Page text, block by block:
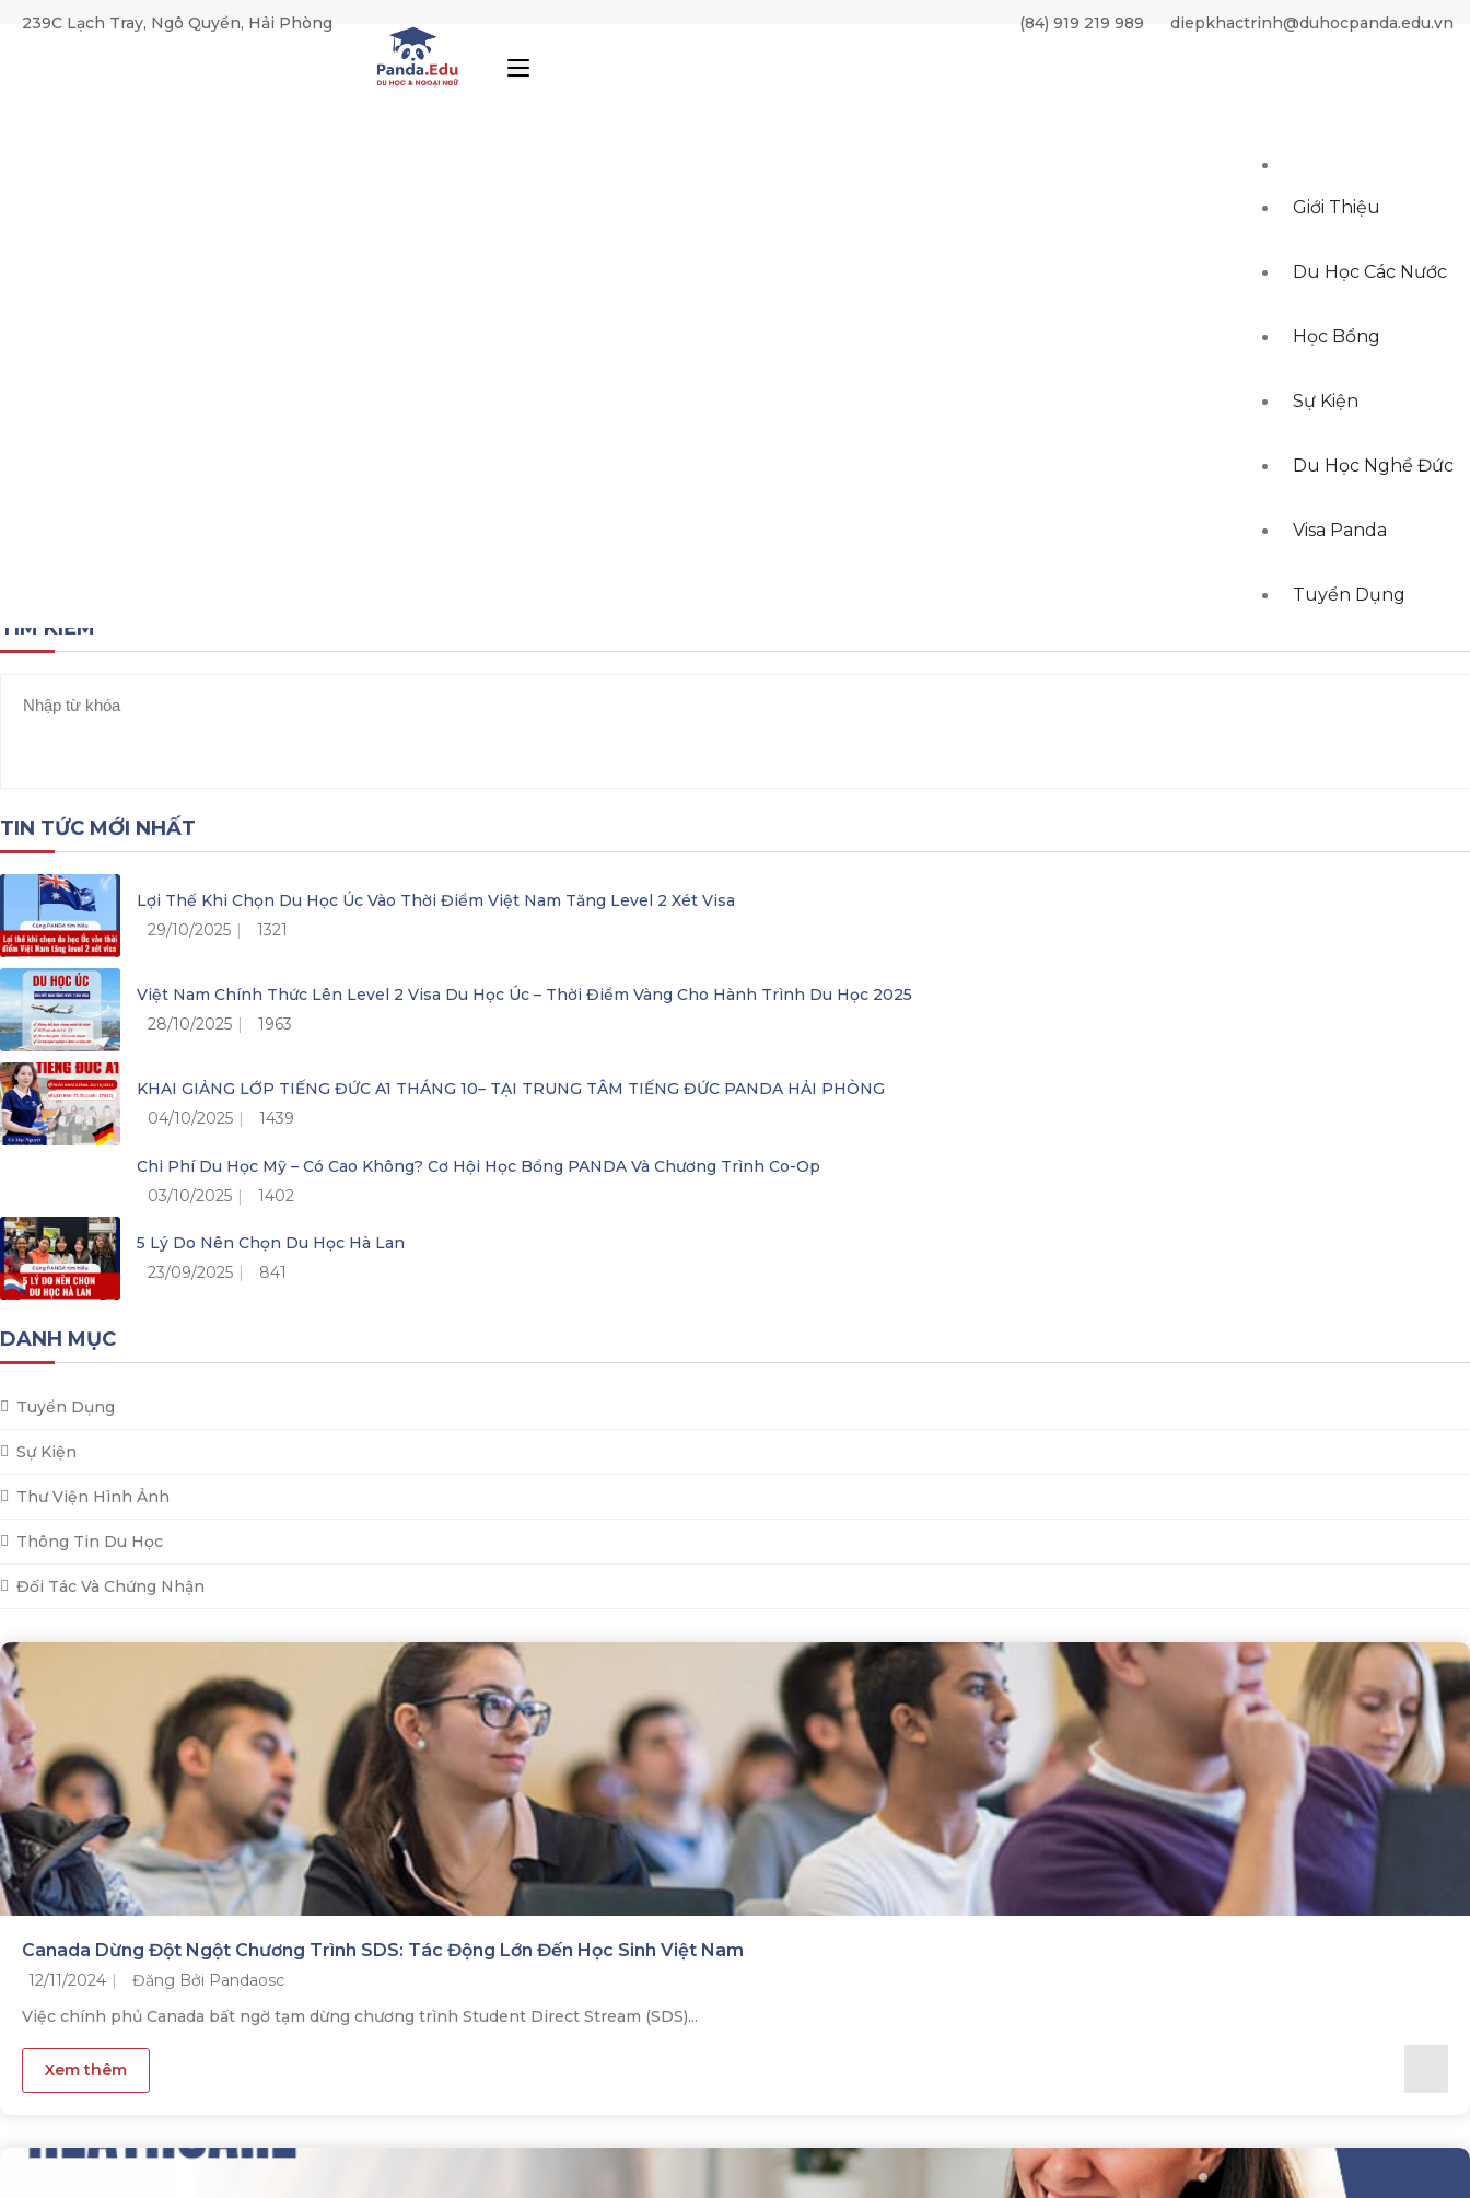
239C Lạch Tray, Ngô Quyền, Hải Phòng (84) 919 219 989 diepkhactrinh@duhocpanda.edu.vn
Giới Thiệu
Du Học Các Nước
Học Bổng
Sự Kiện
Du Học Nghề Đức
Visa Panda
Tuyển Dụng
TÌM KIẾM
TIN TỨC MỚI NHẤT
Lợi Thế Khi Chọn Du Học Úc Vào Thời Điểm Việt Nam Tăng Level 2 Xét Visa
29/10/2025
1321
Việt Nam Chính Thức Lên Level 2 Visa Du Học Úc – Thời Điểm Vàng Cho Hành Trình Du Học 2025
28/10/2025
1963
KHAI GIẢNG LỚP TIẾNG ĐỨC A1 THÁNG 10– TẠI TRUNG TÂM TIẾNG ĐỨC PANDA HẢI PHÒNG
04/10/2025
1439
Chi Phí Du Học Mỹ – Có Cao Không? Cơ Hội Học Bổng PANDA Và Chương Trình Co-Op
03/10/2025
1402
5 Lý Do Nên Chọn Du Học Hà Lan
23/09/2025
841
DANH MỤC
Tuyển Dụng
Sự Kiện
Thư Viện Hình Ảnh
Thông Tin Du Học
Đối Tác Và Chứng Nhận
Canada Dừng Đột Ngột Chương Trình SDS: Tác Động Lớn Đến Học Sinh Việt Nam
12/11/2024
Đăng Bởi Pandaosc
Việc chính phủ Canada bất ngờ tạm dừng chương trình Student Direct Stream (SDS)...
Xem thêm